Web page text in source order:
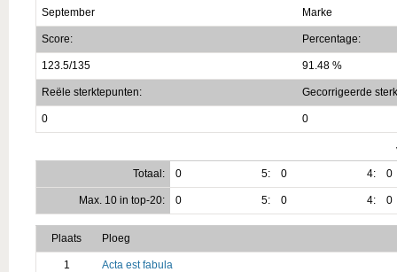
September Marke
Score: Percentage:
123.5/135 91.48 %
Reële sterktepunten: Gecorrigeerde
0 0
Totaal:
0 5: 0 4: 0
Max. 10 in top-20: 0 5: 0 4: 0
Plaats Ploeg
1 Acta est fabula